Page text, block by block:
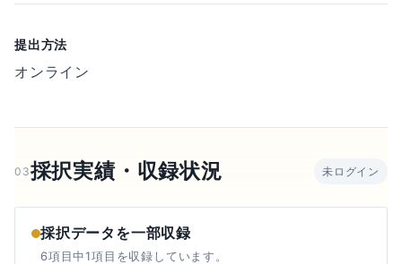
提出方法
オンライン
03採択実績・収録状況 未ログイン
採択データを一部収録
6項目中1項目を収録しています。